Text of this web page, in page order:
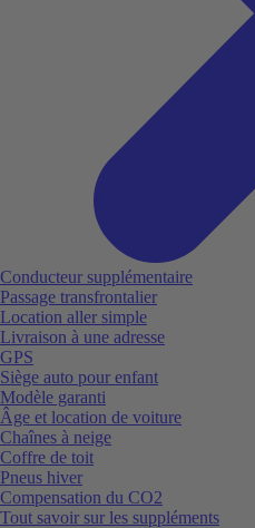
Conducteur supplémentaire
Passage transfrontalier
Location aller simple
Livraison à une adresse
GPS
Siège auto pour enfant
Modèle garanti
Âge et location de voiture
Chaînes à neige
Coffre de toit
Pneus hiver
Compensation du CO2
Tout savoir sur les suppléments